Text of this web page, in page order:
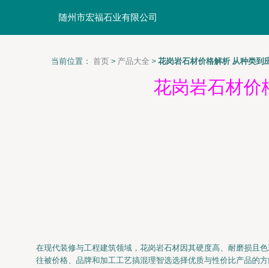
随州市宏福石业有限公司
当前位置： 首页 > 产品大全 > 花岗岩石材价格解析 从种类到
花岗岩石材价
在现代装修与工程建筑领域，花岗岩石材因其硬度高、耐磨损且
往被价格、品牌和加工工艺搞混理智选选择优质与性价比产品的